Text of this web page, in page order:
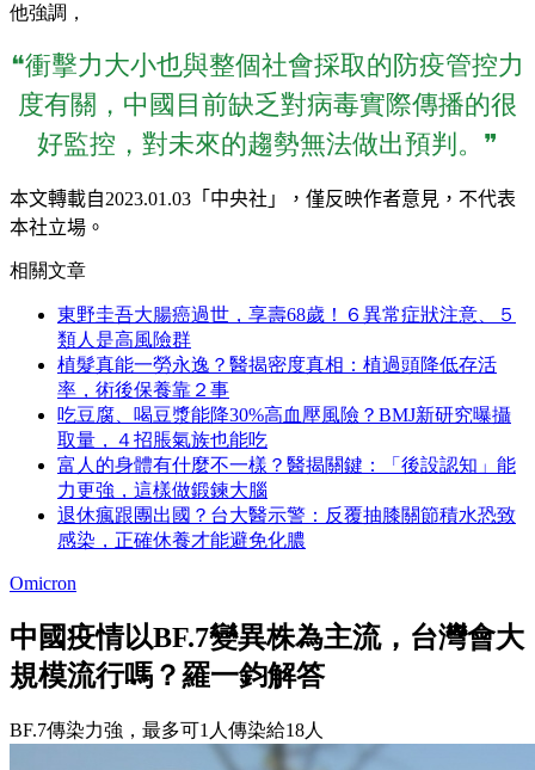
他強調，
❝衝擊力大小也與整個社會採取的防疫管控力
度有關，中國目前缺乏對病毒實際傳播的很
好監控，對未來的趨勢無法做出預判。❞
本文轉載自2023.01.03 「中央社」
，僅反映作者意見，不代表
本社立場。
相關文章
東野圭吾大腸癌過世，享壽68歲！６異常症狀注意、５
類人是高風險群
植髮真能一勞永逸？醫揭密度真相：植過頭降低存活
率，術後保養靠２事
吃豆腐、喝豆漿能降30%高血壓風險？BMJ新研究曝攝
取量，４招脹氣族也能吃
富人的身體有什麼不一樣？醫揭關鍵：「後設認知」能
力更強，這樣做鍛鍊大腦
退休瘋跟團出國？台大醫示警：反覆抽膝關節積水恐致
感染，正確休養才能避免化膿
Omicron
中國疫情以BF.7變異株為主流，台灣會大
規模流行嗎？羅一鈞解答
BF.7傳染力強，最多可1人傳染給18人